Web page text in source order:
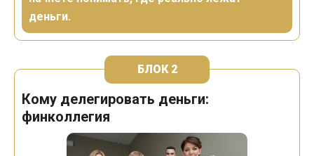
деньги.
Кому делегировать деньги:
финколлегия
БЛОК 2